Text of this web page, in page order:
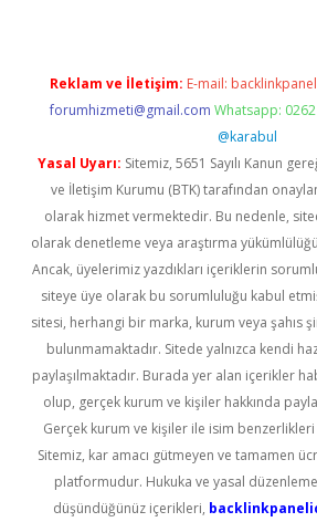
Reklam ve İletişim: E-mail:
forumhizmeti@gmail.com Whatsapp:
@karabul
Yasal Uyarı: Sitemiz, 5651 Sayılı Kanun
ve İletişim Kurumu (BTK) tarafından
olarak hizmet vermektedir. Bu nedenle,
olarak denetleme veya araştırma
Ancak, üyelerimiz yazdıkları içeriklerin
siteye üye olarak bu sorumluluğu kabul
sitesi, herhangi bir marka, kurum veya şahıs
bulunmamaktadır. Sitede yalnızca kendi
paylaşılmaktadır. Burada yer alan içerikler
olup, gerçek kurum ve kişiler hakkında
Gerçek kurum ve kişiler ile isim
Sitemiz, kar amacı gütmeyen ve tamamen
platformudur. Hukuka ve yasal
düşündüğünüz içerikleri,